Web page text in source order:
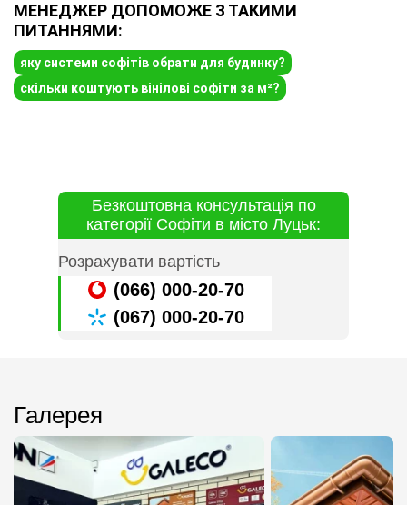
МЕНЕДЖЕР ДОПОМОЖЕ З ТАКИМИ
ПИТАННЯМИ:
яку системи софітів обрати для будинку?
скільки коштують вінілові софіти за м²?
Безкоштовна консультація по
категорії Софіти в місто Луцьк:
Розрахувати вартість
(066) 000-20-70
(067) 000-20-70
Галерея